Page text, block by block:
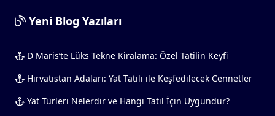
Yeni Blog Yazıları
D Maris’te Lüks Tekne Kiralama: Özel Tatilin Keyfi
Hırvatistan Adaları: Yat Tatili ile Keşfedilecek Cennetler
Yat Türleri Nelerdir ve Hangi Tatil İçin Uygundur?